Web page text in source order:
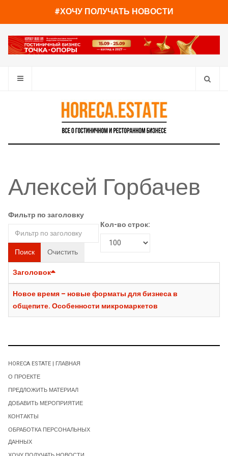
#ХОЧУ ПОЛУЧАТЬ НОВОСТИ
Алексей Горбачев
Фильтр по заголовку
Поиск Очистить
Кол-во строк:
Заголовок
Новое время – новые форматы для бизнеса в
общепите. Особенности микромаркетов
HORECA ESTATE | ГЛАВНАЯ
О ПРОЕКТЕ
ПРЕДЛОЖИТЬ МАТЕРИАЛ
ДОБАВИТЬ МЕРОПРИЯТИЕ
КОНТАКТЫ
ОБРАБОТКА ПЕРСОНАЛЬНЫХ
ДАННЫХ